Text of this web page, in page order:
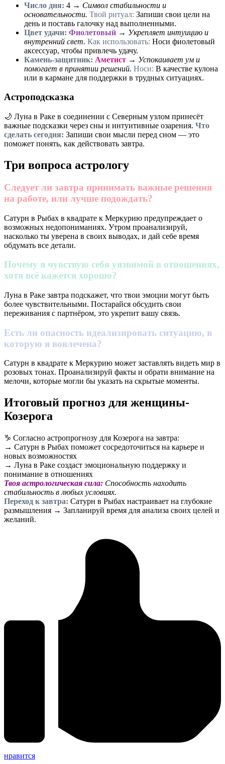
Число дня: 4 → Символ стабильности и
основательности. Твой ритуал: Запиши свои цели на
день и поставь галочку над выполненными.
Цвет удачи: Фиолетовый → Укрепляет интуицию и
внутренний свет. Как использовать: Носи фиолетовый
аксессуар, чтобы привлечь удачу.
Камень-защитник: Аметист → Успокаивает ум и
помогает в принятии решений. Носи: В качестве кулона
или в кармане для поддержки в трудных ситуациях.
Астроподсказка
🌙 Луна в Раке в соединении с Северным узлом принесёт
важные подсказки через сны и интуитивные озарения. Что
сделать сегодня: Запиши свои мысли перед сном — это
поможет понять, как действовать завтра.
Три вопроса астрологу
Следует ли завтра принимать важные решения
на работе, или лучше подождать?
Сатурн в Рыбах в квадрате к Меркурию предупреждает о
возможных недопониманиях. Утром проанализируй,
насколько ты уверена в своих выводах, и дай себе время
обдумать все детали.
Почему я чувствую себя уязвимой в отношениях,
хотя всё кажется хорошо?
Луна в Раке завтра подскажет, что твои эмоции могут быть
более чувствительными. Постарайся обсудить свои
переживания с партнёром, это укрепит вашу связь.
Есть ли опасность идеализировать ситуацию, в
которую я вовлечена?
Сатурн в квадрате к Меркурию может заставлять видеть мир в
розовых тонах. Проанализируй факты и обрати внимание на
мелочи, которые могли бы указать на скрытые моменты.
Итоговый прогноз для женщины-
Козерога
♑ Согласно астропрогнозу для Козерога на завтра:
→ Сатурн в Рыбах поможет сосредоточиться на карьере и
новых возможностях
→ Луна в Раке создаст эмоциональную поддержку и
понимание в отношениях
Твоя астрологическая сила: Способность находить
стабильность в любых условиях.
Переход к завтра: Сатурн в Рыбах настраивает на глубокие
размышления → Запланируй время для анализа своих целей и
желаний.
нравится